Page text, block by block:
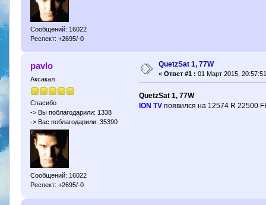
Сообщений: 16022
Респект: +2695/-0
pavlo
Аксакал
Спасибо
-> Вы поблагодарили: 1338
-> Вас поблагодарили: 35390
Сообщений: 16022
Респект: +2695/-0
QuetzSat 1, 77W
« Ответ #1 : 01 Март 2015,
QuetzSat 1, 77W
ION TV появился на 12574 R 22500